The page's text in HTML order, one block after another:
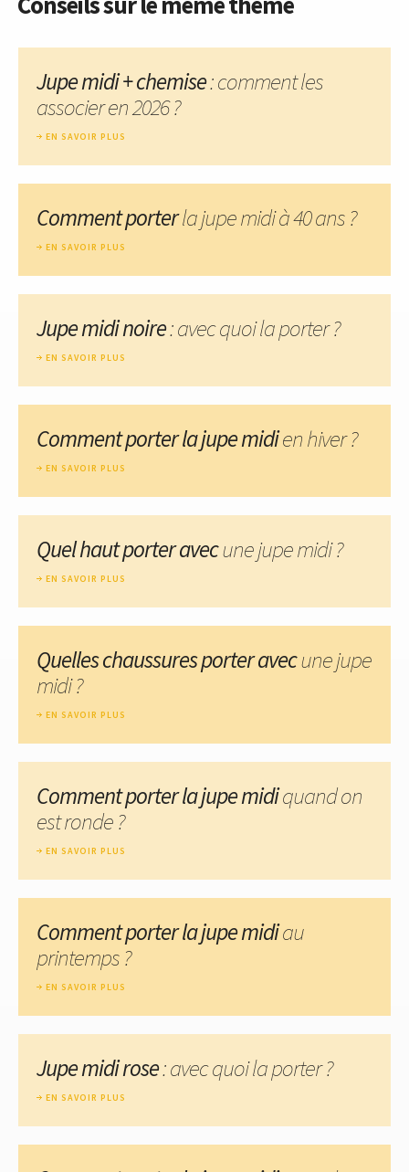
Jupe midi + chemise: comment les
associer en 2026 ?
EN SAVOIR PLUS
Comment porterla jupe midi à 40 ans ?
EN SAVOIR PLUS
Jupe midi noire: avec quoi la porter ?
EN SAVOIR PLUS
Comment porter la jupe midien hiver ?
EN SAVOIR PLUS
Quel haut porter avecune jupe midi ?
EN SAVOIR PLUS
Quelles chaussures porter avecune jupe
midi ?
EN SAVOIR PLUS
Comment porter la jupe midiquand on
est ronde ?
EN SAVOIR PLUS
Comment porter la jupe midiau
printemps ?
EN SAVOIR PLUS
Jupe midi rose: avec quoi la porter ?
EN SAVOIR PLUS